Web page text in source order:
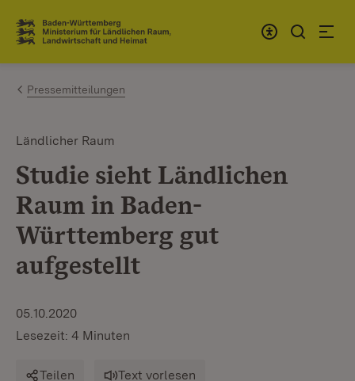
Zum Inhalt springen
Link zur Startseite
Pressemitteilungen
Ländlicher Raum
Studie sieht Ländlichen
Raum in Baden-
Württemberg gut
aufgestellt
05.10.2020
Lesezeit: 4 Minuten
Teilen Text vorlesen